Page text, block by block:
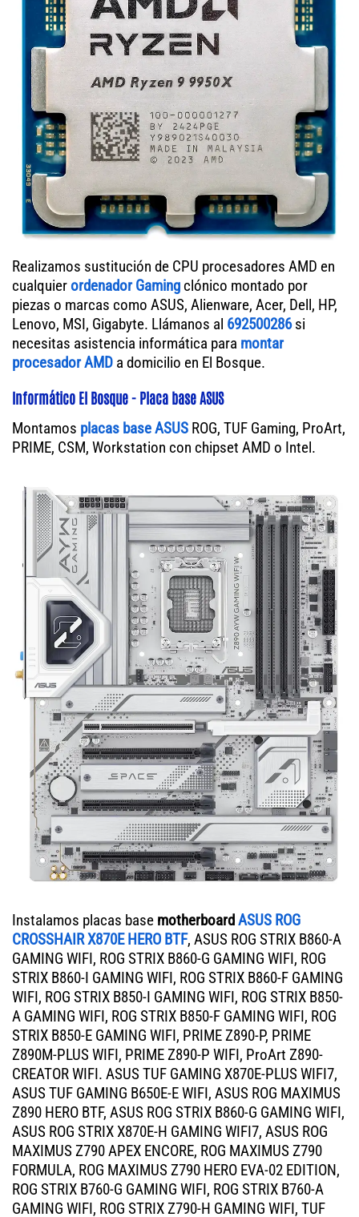
Realizamos sustitución de CPU procesadores AMD en
cualquierordenador Gaming clónico montado por
piezas o marcas como ASUS, Alienware, Acer, Dell, HP,
Lenovo, MSI, Gigabyte. Llámanos al 692500286si
necesitas asistencia informática para montar
procesador AMD a domicilio en El Bosque.
Informático El Bosque - Placa base ASUS
Montamos placas base ASUS ROG, TUF Gaming, ProArt,
PRIME, CSM, Workstation con chipset AMD o Intel.
Instalamos placas base motherboardASUS ROG
CROSSHAIR X870E HERO BTF, ASUS ROG STRIX B860-A
GAMING WIFI, ROG STRIX B860-G GAMING WIFI, ROG
STRIX B860-I GAMING WIFI, ROG STRIX B860-F GAMING
WIFI, ROG STRIX B850-I GAMING WIFI, ROG STRIX B850-
A GAMING WIFI, ROG STRIX B850-F GAMING WIFI, ROG
STRIX B850-E GAMING WIFI, PRIME Z890-P, PRIME
Z890M-PLUS WIFI, PRIME Z890-P WIFI, ProArt Z890-
CREATOR WIFI. ASUS TUF GAMING X870E-PLUS WIFI7,
ASUS TUF GAMING B650E-E WIFI, ASUS ROG MAXIMUS
Z890 HERO BTF, ASUS ROG STRIX B860-G GAMING WIFI,
ASUS ROG STRIX X870E-H GAMING WIFI7, ASUS ROG
MAXIMUS Z790 APEX ENCORE, ROG MAXIMUS Z790
FORMULA, ROG MAXIMUS Z790 HERO EVA-02 EDITION,
ROG STRIX B760-G GAMING WIFI, ROG STRIX B760-A
GAMING WIFI, ROG STRIX Z790-H GAMING WIFI, TUF